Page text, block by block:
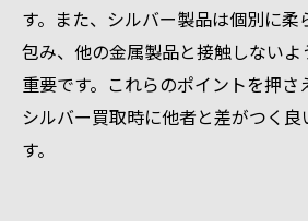
す。また、シルバー製品は個別に柔
包み、他の金属製品と接触しない
重要です。これらのポイントを押さ
シルバー買取時に他者と差がつく
す。